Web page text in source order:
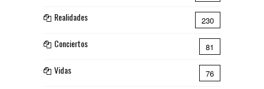
Realidades 230
Conciertos 81
Vidas 76